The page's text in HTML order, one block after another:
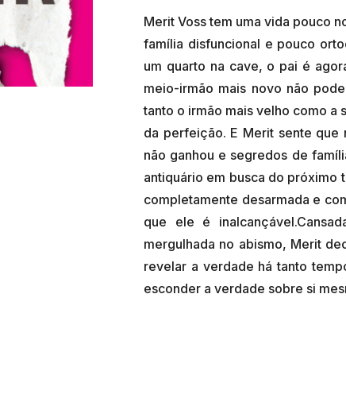
Merit Voss tem uma vida pouco
família disfuncional e pouco
um quarto na cave, o pai é
meio-irmão mais novo não
tanto o irmão mais velho como a
da perfeição. E Merit sente que
não ganhou e segredos de
antiquário em busca do próximo
completamente desarmada e
que ele é
mergulhada no abismo, Merit
revelar a verdade há tanto